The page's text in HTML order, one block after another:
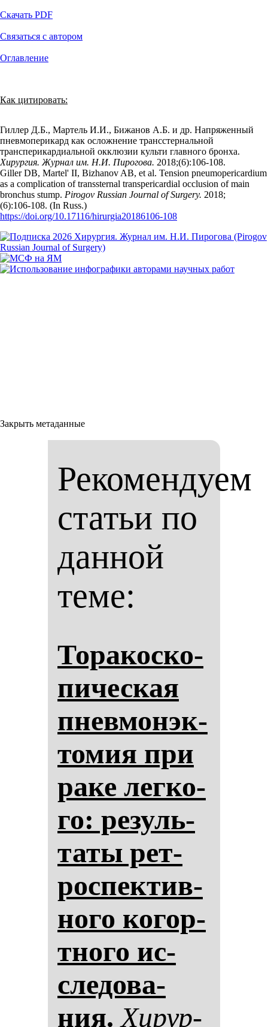
Скачать PDF
Связаться с автором
Оглавление
Как цитировать:
Гиллер Д.Б., Мартель И.И., Бижанов А.Б. и др. Напряженный
пневмоперикард как осложнение трансстернальной
трансперикардиальной окклюзии культи главного бронха.
Хирургия. Журнал им. Н.И. Пирогова. 2018;(6):106‑108.
Giller DB, Martel' II, Bizhanov AB, et al. Tension pneumopericardium
as a complication of transsternal transpericardial occlusion of main
bronchus stump. Pirogov Russian Journal of Surgery. 2018;
(6):106‑108. (In Russ.)
https://doi.org/10.17116/hirurgia20186106-108
Закрыть метаданные
Рекомендуем
статьи по
данной
теме:
То­ра­кос­ко­
пи­чес­кая
пнев­мо­нэк­
то­мия при
ра­ке лег­ко­
го: ре­зуль­
та­ты рет­
рос­пек­тив­
но­го ко­гор­
тно­го ис­
сле­до­ва­
ния. Хи­рур­